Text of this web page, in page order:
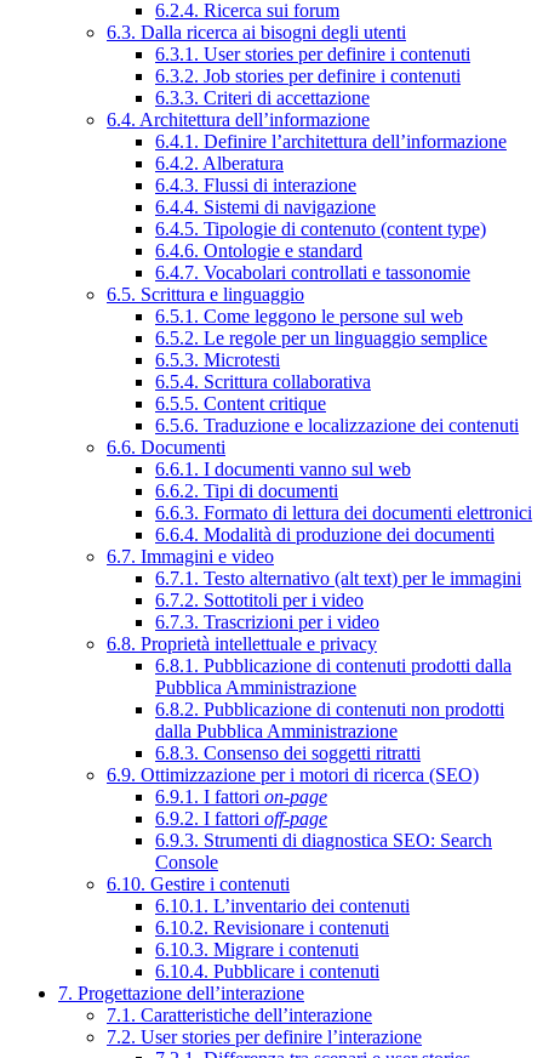
6.2.4. Ricerca sui forum
6.3. Dalla ricerca ai bisogni degli utenti
6.3.1. User stories per definire i contenuti
6.3.2. Job stories per definire i contenuti
6.3.3. Criteri di accettazione
6.4. Architettura dell’informazione
6.4.1. Definire l’architettura dell’informazione
6.4.2. Alberatura
6.4.3. Flussi di interazione
6.4.4. Sistemi di navigazione
6.4.5. Tipologie di contenuto (content type)
6.4.6. Ontologie e standard
6.4.7. Vocabolari controllati e tassonomie
6.5. Scrittura e linguaggio
6.5.1. Come leggono le persone sul web
6.5.2. Le regole per un linguaggio semplice
6.5.3. Microtesti
6.5.4. Scrittura collaborativa
6.5.5. Content critique
6.5.6. Traduzione e localizzazione dei contenuti
6.6. Documenti
6.6.1. I documenti vanno sul web
6.6.2. Tipi di documenti
6.6.3. Formato di lettura dei documenti elettronici
6.6.4. Modalità di produzione dei documenti
6.7. Immagini e video
6.7.1. Testo alternativo (alt text) per le immagini
6.7.2. Sottotitoli per i video
6.7.3. Trascrizioni per i video
6.8. Proprietà intellettuale e privacy
6.8.1. Pubblicazione di contenuti prodotti dalla
Pubblica Amministrazione
6.8.2. Pubblicazione di contenuti non prodotti
dalla Pubblica Amministrazione
6.8.3. Consenso dei soggetti ritratti
6.9. Ottimizzazione per i motori di ricerca (SEO)
6.9.1. I fattori on-page
6.9.2. I fattori off-page
6.9.3. Strumenti di diagnostica SEO: Search
Console
6.10. Gestire i contenuti
6.10.1. L’inventario dei contenuti
6.10.2. Revisionare i contenuti
6.10.3. Migrare i contenuti
6.10.4. Pubblicare i contenuti
7. Progettazione dell’interazione
7.1. Caratteristiche dell’interazione
7.2. User stories per definire l’interazione